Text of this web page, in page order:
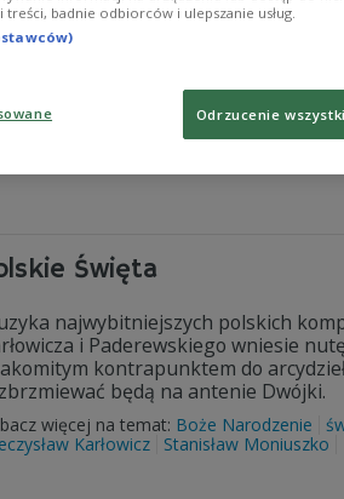
poniedziałku do czwartku (7 – 11
historię Filharmonii Poznańskiej
Święta
najwybitniejszych polskich
i Paderewskiego wniesie
kontrapunktem do
będą na antenie Dwójki.
więcej na temat: Boże Narodzenie
Karłowicz
Stanisław Moniuszko
badnie odbiorców i ulepszanie usług.
Odrzucenie